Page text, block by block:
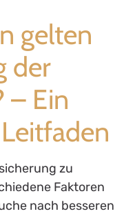
gelten
der
– Ein
zu
Faktoren
nach besseren